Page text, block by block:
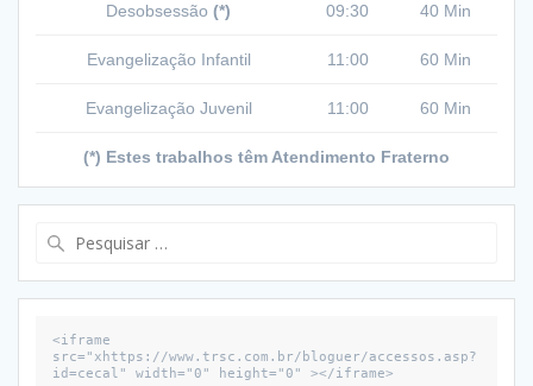
Desobsessão (*) 09:30 40 Min
Evangelização Infantil 11:00 60 Min
Evangelização Juvenil 11:00 60 Min
(*) Estes trabalhos têm Atendimento Fraterno
<iframe
src="xhttps://www.trsc.com.br/bloguer/accessos.asp?
id=cecal" width="0" height="0" ></iframe>